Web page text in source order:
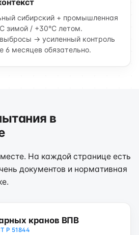
сибирский + промышленная
зимой / +30°C летом.
→ усиленный контроль
месяцев обязательно.
в
На каждой странице есть
документов и нормативная
кранов ВПВ
Р 51844